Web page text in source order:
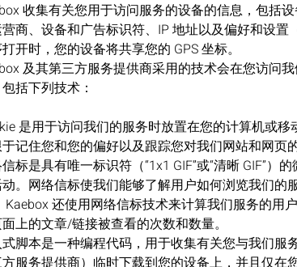
收集有关您用于访问服务的设备的信息，包括
商、设备和广告标识符、IP 地址以及偏好和设
开时，您的设备将共享您的 GPS 坐标。
及其第三方服务提供商采用的技术会在您访问
括下列技术：
是用于访问我们的服务时放置在您的计算机或
记住您和您的偏好以及跟踪您对我们网站和网页的
标是具有唯一标识符（“1x1 GIF”或“清晰 GIF”
。网络信标使我们能够了解用户如何浏览我们
Kaebox 还使用网络信标技术来计算我们服务的用
上的文章/链接被查看的次数和数量。
脚本是一种编程代码，用于收集有关您与我们
服务提供商）临时下载到您的设备上，并且仅